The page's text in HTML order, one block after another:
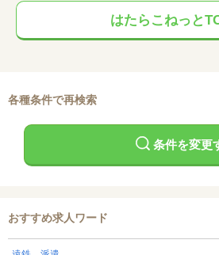
はたらこねっと
各種条件で再検索
条件を変更
おすすめ求人ワード